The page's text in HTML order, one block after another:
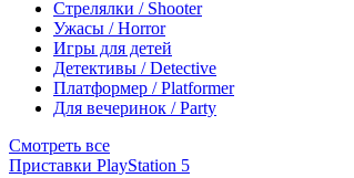
Стрелялки / Shooter
Ужасы / Horror
Игры для детей
Детективы / Detective
Платформер / Platformer
Для вечеринок / Party
Смотреть все
Приставки PlayStation 5